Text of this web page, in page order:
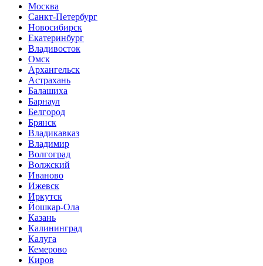
Москва
Санкт-Петербург
Новосибирск
Екатеринбург
Владивосток
Омск
Архангельск
Астрахань
Балашиха
Барнаул
Белгород
Брянск
Владикавказ
Владимир
Волгоград
Волжский
Иваново
Ижевск
Иркутск
Йошкар-Ола
Казань
Калининград
Калуга
Кемерово
Киров